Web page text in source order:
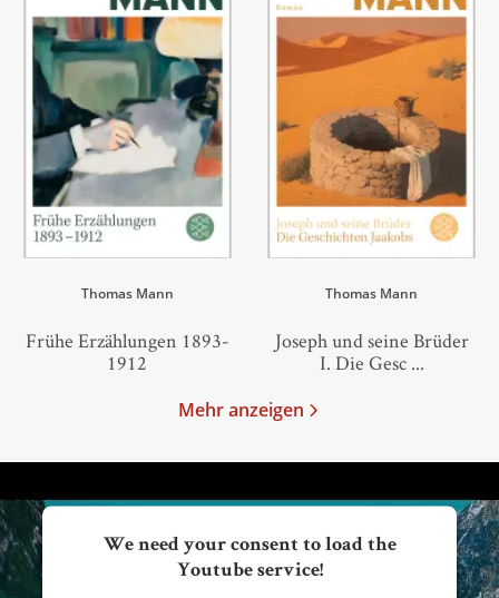
Thomas Mann
Frühe Erzählungen 1893-
1912
Thomas Mann
Joseph und seine Brüder
I. Die Gesc ...
Mehr anzeigen
We need your consent to load the
Youtube service!